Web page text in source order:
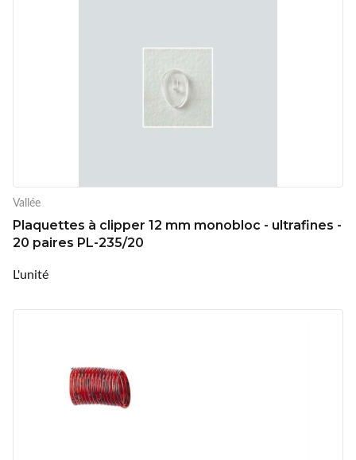
Vallée
Plaquettes à clipper 12 mm monobloc - ultrafines -
20 paires PL-235/20
L'unité